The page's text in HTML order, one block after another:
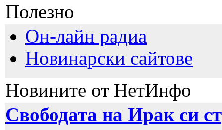
Полезно
Он-лайн радиа
Новинарски сайтове
Новините от НетИнфо
Свободата на Ирак си